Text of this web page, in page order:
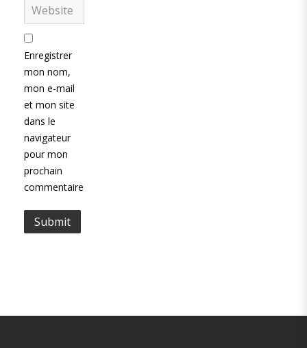
Enregistrer
mon nom,
mon e-mail
et mon site
dans le
navigateur
pour mon
prochain
commentaire.